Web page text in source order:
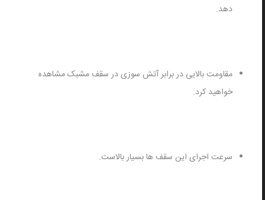
دهد.
مقاومت بالایی در برابر آتش سوزی در سقف مشبک مشاهده
خواهید کرد.
سرعت اجرای این سقف ها بسیار بالاست.